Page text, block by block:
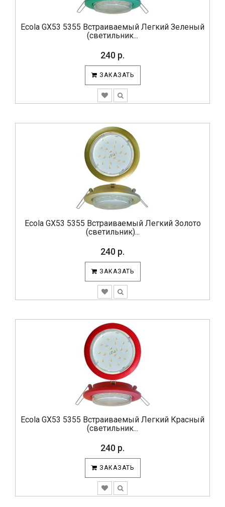
Ecola GX53 5355 Встраиваемый Легкий Зеленый
(светильник...
240 р.
ЗАКАЗАТЬ
Ecola GX53 5355 Встраиваемый Легкий Золото
(светильник)...
240 р.
ЗАКАЗАТЬ
Ecola GX53 5355 Встраиваемый Легкий Красный
(светильник...
240 р.
ЗАКАЗАТЬ